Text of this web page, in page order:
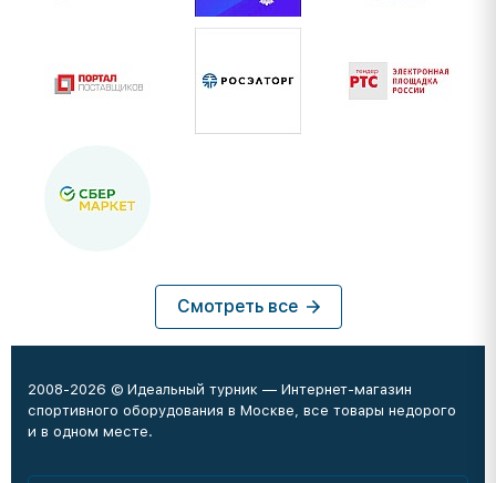
Смотреть все
2008-2026 © Идеальный турник — Интернет-магазин
спортивного оборудования в Москве, все товары недорого
и в одном месте.